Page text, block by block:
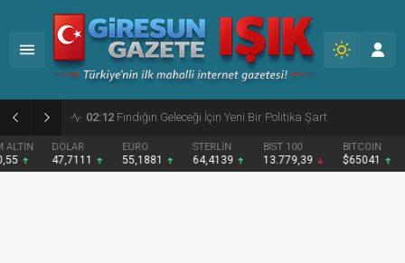
02:09 Giresun’da etkinlik maratonu tamamlandı
DOLAR
47,7111
EURO
55,1881 64,4139
BIST 100
13.779,39
BITCOIN
$65041